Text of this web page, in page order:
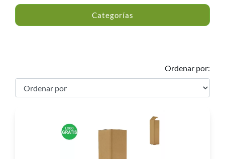
Categorías
Ordenar por: